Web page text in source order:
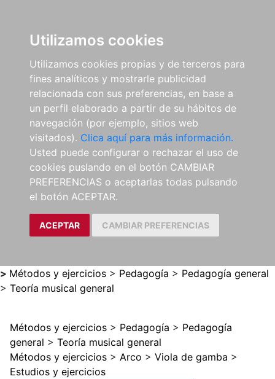
Utilizamos cookies
Utilizamos cookies propias y de terceros para
fines analíticos y mostrarle publicidad
relacionada con sus preferencias, en base a
un perfil elaborado a partir de su hábitos de
navegación (por ejemplo, sitios web
visitados). Clica aquí para más información.
Usted puede configurar o rechazar el uso de
cookies puslando en el botón CAMBIAR
PREFERENCIAS o aceptarlas todas pulsando
el botón ACEPTAR.
ACEPTAR CAMBIAR PREFERENCIAS
> Métodos y ejercicios > Pedagogía > Pedagogía general
> Teoría musical general
Métodos y ejercicios > Pedagogía > Pedagogía
general > Teoría musical general
Métodos y ejercicios > Arco > Viola de gamba >
Estudios y ejercicios